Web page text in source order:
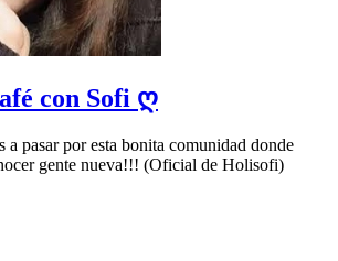
con Sofi ღ
a pasar por esta bonita comunidad donde
gente nueva!!! (Oficial de Holisofi)